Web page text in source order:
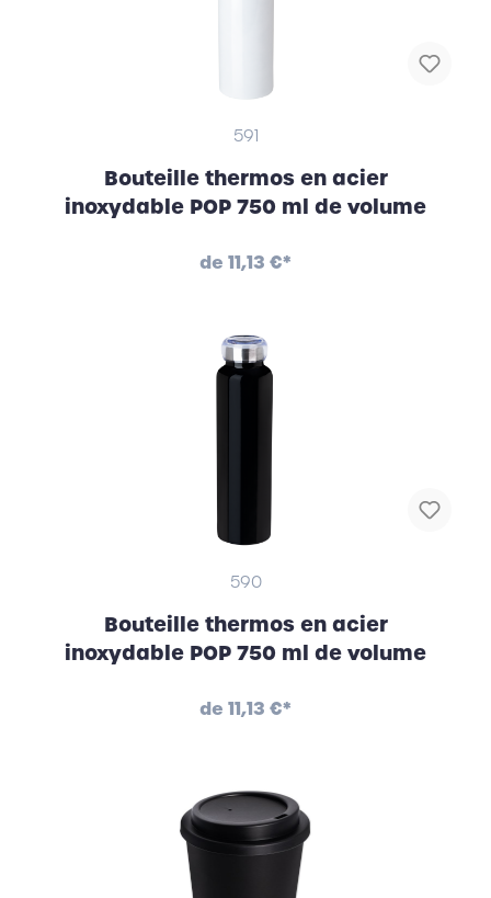
591
Bouteille thermos en acier
inoxydable POP 750 ml de volume
de 11,13 €*
590
Bouteille thermos en acier
inoxydable POP 750 ml de volume
de 11,13 €*